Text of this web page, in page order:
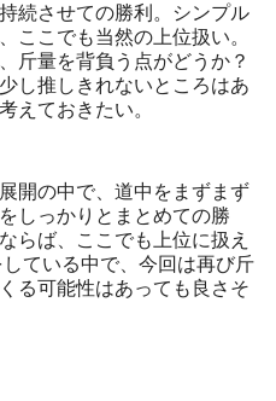
続させての勝利。シンプル
ここでも当然の上位扱い。
斤量を背負う点がどうか？
し推しきれないところはあ
えておきたい。
開の中で、道中をまずまず
しっかりとまとめての勝
らば、ここでも上位に扱え
ている中で、今回は再び斤
る可能性はあっても良さそ